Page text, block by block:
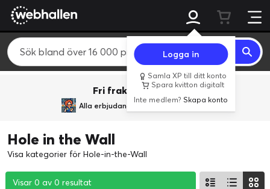
Logga in
Samla XP till ditt konto
Spara kvitton digitalt
Inte medlem?Skapa konto
Fri frakt över 800 kr.
Alla erbjudanden frånBACK TO REALITY
Hole in the Wall
Visa kategorier för Hole-in-the-Wall
Visar 0 av 0 resultat
Visar 0 av 0 resultat
Visar 0 av 0 resultat